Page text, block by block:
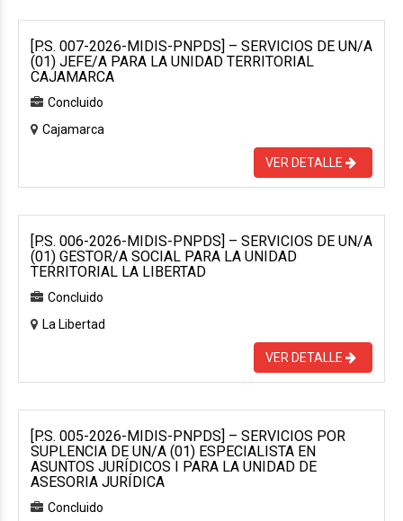
[P.S. 007-2026-MIDIS-PNPDS] – SERVICIOS DE UN/A
(01) JEFE/A PARA LA UNIDAD TERRITORIAL
CAJAMARCA
Concluido
Cajamarca
VER DETALLE
[P.S. 006-2026-MIDIS-PNPDS] – SERVICIOS DE UN/A
(01) GESTOR/A SOCIAL PARA LA UNIDAD
TERRITORIAL LA LIBERTAD
Concluido
La Libertad
VER DETALLE
[P.S. 005-2026-MIDIS-PNPDS] – SERVICIOS POR
SUPLENCIA DE UN/A (01) ESPECIALISTA EN
ASUNTOS JURÍDICOS I PARA LA UNIDAD DE
ASESORIA JURÍDICA
Concluido